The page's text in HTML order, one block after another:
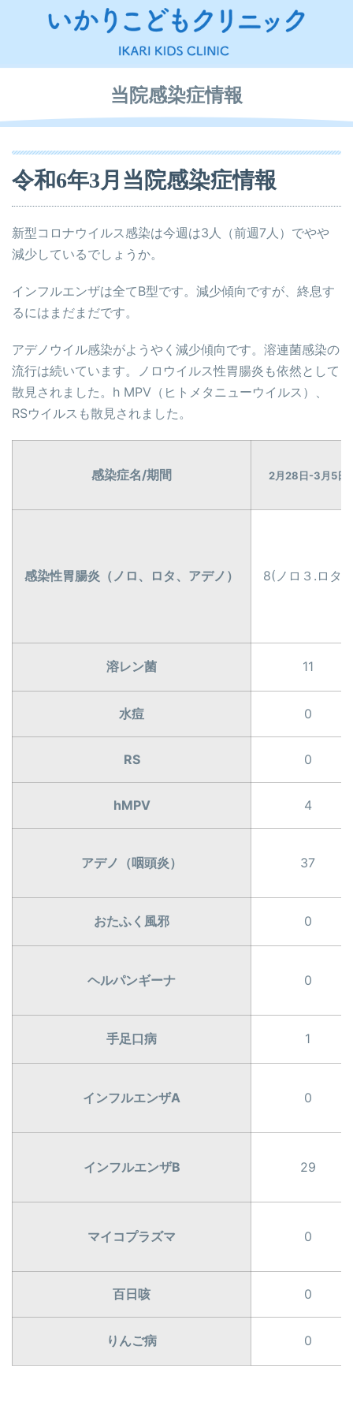
当院感染症情報
令和6年3月当院感染症情報
新型コロナウイルス感染は今週は3人（前週7人）でやや
減少しているでしょうか。
インフルエンザは全てB型です。減少傾向ですが、終息す
るにはまだまだです。
アデノウイル感染がようやく減少傾向です。溶連菌感染の
流行は続いています。ノロウイルス性胃腸炎も依然として
散見されました。h MPV（ヒトメタニューウイルス）、
RSウイルスも散見されました。
感染症名/期間 2月28日-3月5日
感染性胃腸炎（ノロ、ロタ、アデノ） 8(ノロ３.ロタ1)
溶レン菌 11
水痘 0
RS 0
hMPV 4
アデノ（咽頭炎） 37
おたふく風邪 0
ヘルパンギーナ 0
手足口病 1
インフルエンザA 0
インフルエンザB 29
マイコプラズマ 0
百日咳 0
りんご病 0